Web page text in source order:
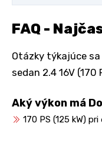
FAQ -
Otázky týkajúce sa
sedan 2.4 16V (170
Aký výkon má
170 PS (125 kW)